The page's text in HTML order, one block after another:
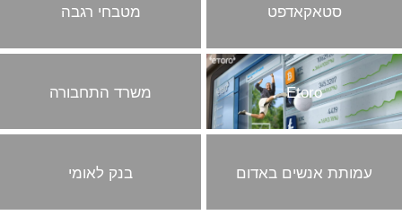
סטוריטלינג
קליפים
סטאקאדפט מטבחי רגבה
Etoro משרד התחבורה
עמותת אנשים באדום בנק לאומי